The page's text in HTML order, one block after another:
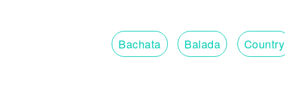
Bachata Balada Country